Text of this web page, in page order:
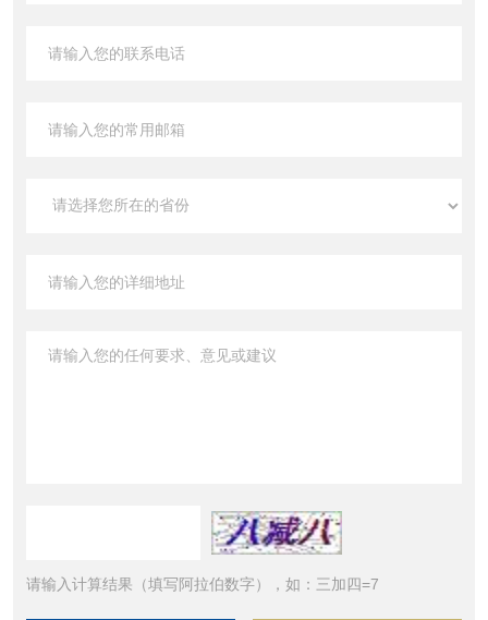
请输入计算结果（填写阿拉伯数字），如：三加四=7